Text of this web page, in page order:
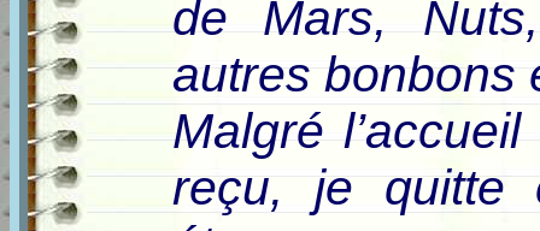
de Mars,
autres
Malgré
reçu, je quitte